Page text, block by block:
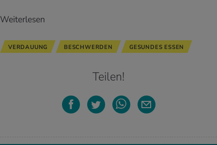
Weiterlesen
VERDAUUNG BESCHWERDEN GESUNDES ESSEN
Teilen!